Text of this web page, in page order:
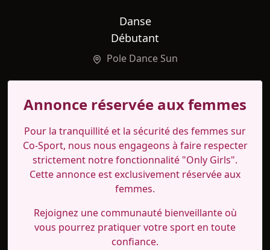
Danse
Débutant
Pole Dance Sun
Annonce réservée aux femmes
Pour la tranquillité et la sécurité des femmes sur
Co-Sport, nous nous engageons à faire respecter
strictement notre fonctionnalité "Only Girls".
Cette annonce est exclusivement réservée aux
femmes.
Rejoignez une communauté bienveillante où
vous pourrez pratiquer votre sport en toute
confiance.